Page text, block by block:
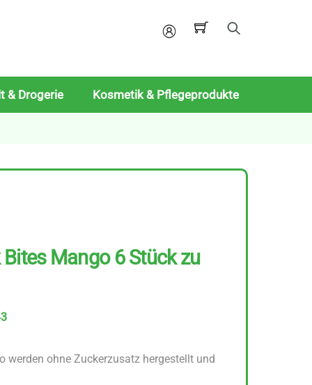
Mein
& Drogerie Kosmetik & Pflegeprodukte
Mango 6 Stück zu
werden ohne Zuckerzusatz hergestellt und